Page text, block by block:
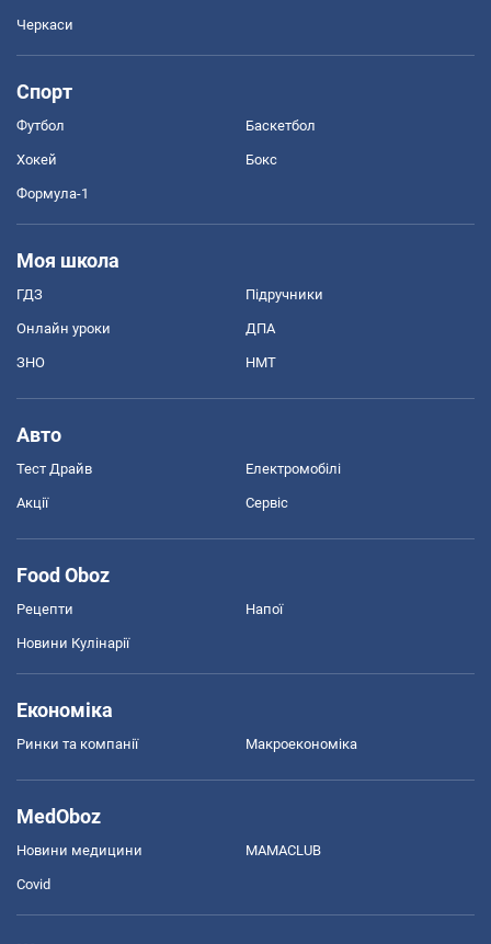
Черкаси
Спорт
Футбол Баскетбол
Хокей Бокс
Формула-1
Моя школа
ГДЗ Підручники
Онлайн уроки ДПА
ЗНО НМТ
Авто
Тест Драйв Електромобілі
Акції Сервіс
Food Oboz
Рецепти Напої
Новини Кулінарії
Економіка
Ринки та компанії Макроекономіка
MedOboz
Новини медицини MAMACLUB
Covid